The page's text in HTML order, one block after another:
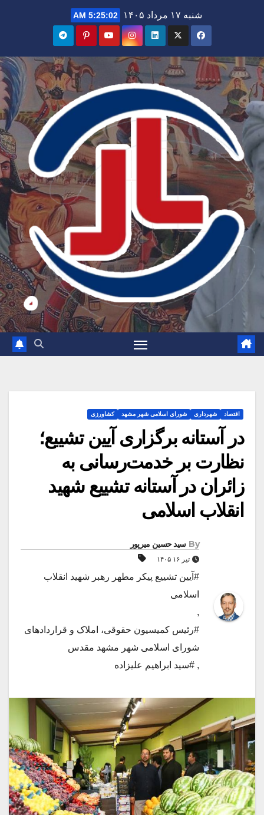
شنبه ۱۷ مرداد ۱۴۰۵ 5:25:04 AM
اقتصاد شهرداری شورای اسلامی شهر مشهد کشاورزی
در آستانه برگزاری آیین تشییع؛
نظارت بر خدمت‌رسانی به
زائران در آستانه تشییع شهید
انقلاب اسلامی
By سید حسین میرپور
تیر ۱۶ ۱۴۰۵
#آیین تشییع پیکر مطهر رهبر شهید انقلاب
اسلامی
,
#رئیس کمیسیون حقوقی، املاک و قراردادهای
شورای اسلامی شهر مشهد مقدس
, #سید ابراهیم علیزاده